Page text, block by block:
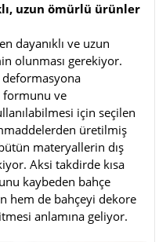
uzun ömürlü ürünler
dayanıklı ve uzun
olunması gerekiyor.
deformasyona
formunu ve
için seçilen
üretilmiş
materyallerin dış
Aksi takdirde kısa
kaybeden bahçe
hem de bahçeyi dekore
anlamına geliyor.